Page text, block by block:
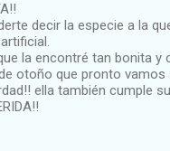
decir la especie a la
la encontré tan bonita y
otoño que pronto vamos
ella también cumple